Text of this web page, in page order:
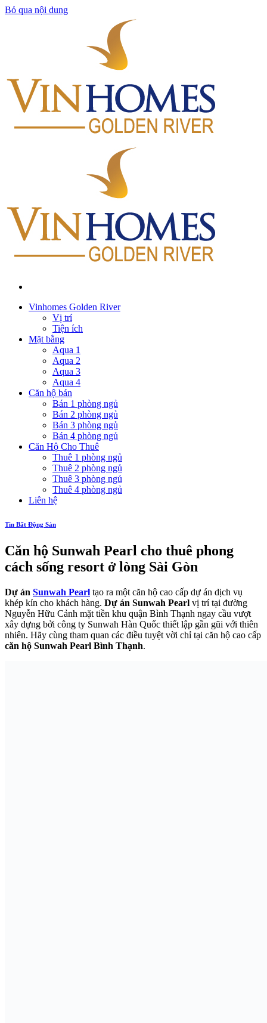
Bỏ qua nội dung
Vinhomes Golden River
Vị trí
Tiện ích
Mặt bằng
Aqua 1
Aqua 2
Aqua 3
Aqua 4
Căn hộ bán
Bán 1 phòng ngủ
Bán 2 phòng ngủ
Bán 3 phòng ngủ
Bán 4 phòng ngủ
Căn Hộ Cho Thuê
Thuê 1 phòng ngủ
Thuê 2 phòng ngủ
Thuê 3 phòng ngủ
Thuê 4 phòng ngủ
Liên hệ
Tin Bất Động Sản
Căn hộ Sunwah Pearl cho thuê phong
cách sống resort ở lòng Sài Gòn
Dự án Sunwah Pearl tạo ra một căn hộ cao cấp dự án dịch vụ
khép kín cho khách hàng. Dự án Sunwah Pearl vị trí tại đường
Nguyễn Hữu Cảnh mặt tiền khu quận Bình Thạnh ngay cầu vượt
xây dựng bởi công ty Sunwah Hàn Quốc thiết lập gần gũi với thiên
nhiên. Hãy cùng tham quan các điều tuyệt vời chỉ tại căn hộ cao cấp
căn hộ Sunwah Pearl Bình Thạnh.